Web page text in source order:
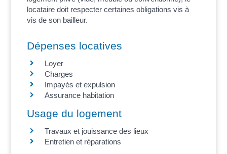
locataire doit respecter certaines obligations vis à
vis de son bailleur.
Dépenses locatives
Loyer
Charges
Impayés et expulsion
Assurance habitation
Usage du logement
Travaux et jouissance des lieux
Entretien et réparations